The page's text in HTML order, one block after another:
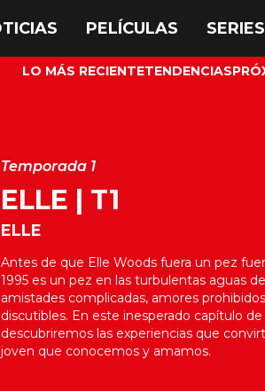
LO MÁS RECIENTETENDENCIAS
Temporada 1
ELLE | T1
ELLE
Antes de que Elle Woods fuera un pez
1995 es un pez en las turbulentas aguas
amistades complicadas, amores
discutibles. En este inesperado capítulo
descubriremos las experiencias que
joven que conocemos y amamos.